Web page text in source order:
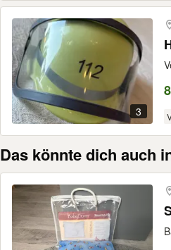
3
Das könnte dich auch